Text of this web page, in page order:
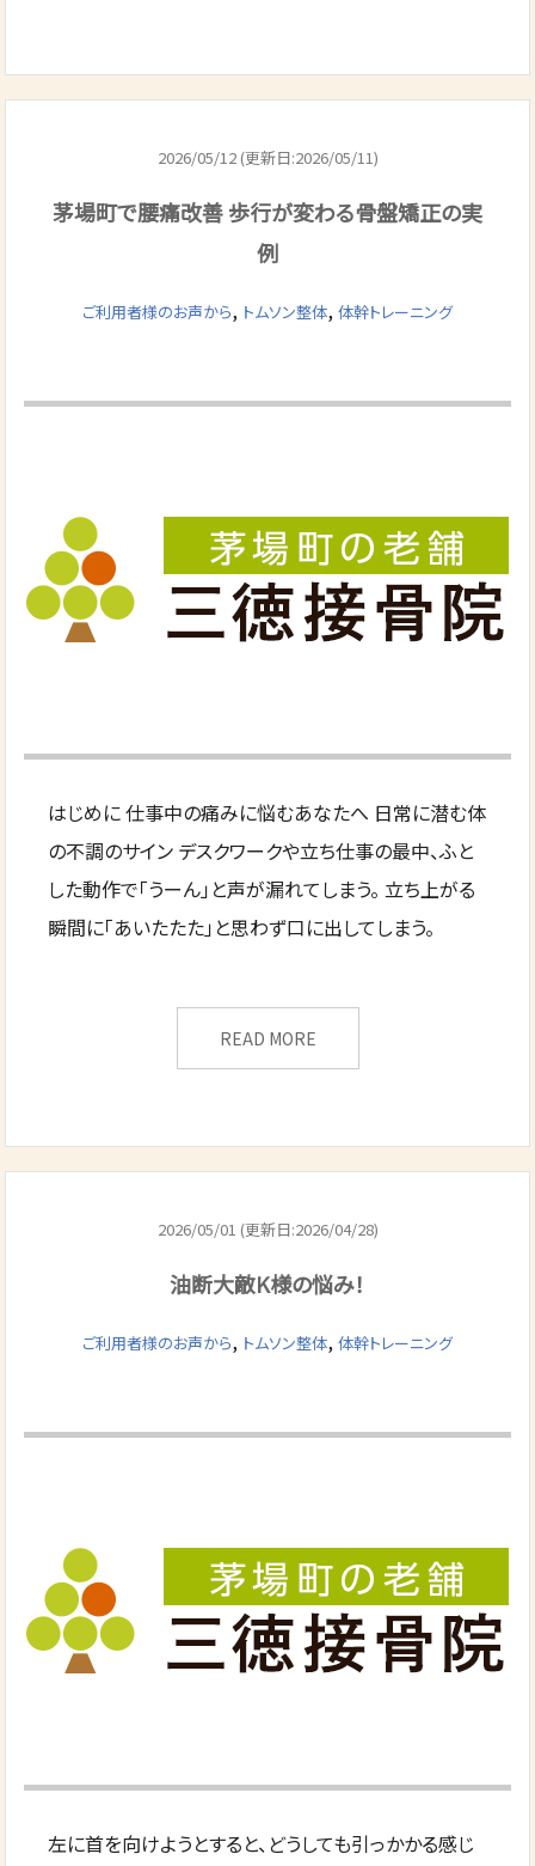
2026/05/12 (更新日:2026/05/11)
茅場町で腰痛改善 歩行が変わる骨盤矯正の実
例
ご利用者様のお声から, トムソン整体, 体幹トレーニング
はじめに 仕事中の痛みに悩むあなたへ 日常に潜む体
の不調のサイン デスクワークや立ち仕事の最中、ふと
した動作で「うーん」と声が漏れてしまう。 立ち上がる
瞬間に「あいたたた」と思わず口に出してしまう。
READ MORE
2026/05/01 (更新日:2026/04/28)
油断大敵K様の悩み！
ご利用者様のお声から, トムソン整体, 体幹トレーニング
左に首を向けようとすると、どうしても引っかかる感じ